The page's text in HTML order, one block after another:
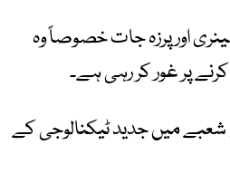
اور پرزہ جات خصوصاً وہ
پر غور کر رہی ہے۔
میں جدید ٹیکنالوجی کے